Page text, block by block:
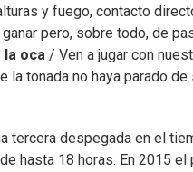
y fuego, contacto
pero, sobre todo, de
la oca / Ven a jugar con
tonada no haya parado
tercera despegada en el
hasta 18 horas. En 2015